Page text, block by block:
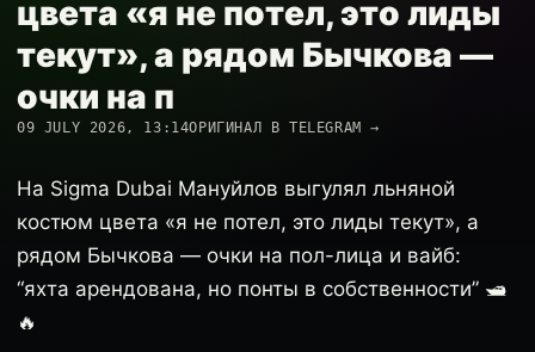
цвета «я не потел, это лиды
текут», а рядом Бычкова —
очки на п
09 JULY 2026, 13:14ОРИГИНАЛ В TELEGRAM →
На Sigma Dubai Мануйлов выгулял льняной
костюм цвета «я не потел, это лиды текут», а
рядом Бычкова — очки на пол-лица и вайб:
“яхта арендована, но понты в собственности” 🛥️
🔥